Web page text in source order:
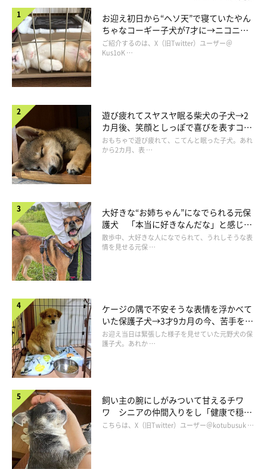
お迎え初日から“ヘソ天”で寝ていたやん
ちゃなコーギー子犬が7才に→ニコニ
コ“コーギースマイル”が魅力のコに成
長！
ご紹介するのは、X（旧Twitter）ユーザー＠
Kus1oK …
遊び疲れてスヤスヤ眠る柴犬の子犬→2
カ月後、笑顔としっぽで喜びを表すコに
成長！
おもちゃで遊び疲れて、こてんと眠った子犬。あれ
から2カ月、表 …
大好きな“お姉ちゃん”になでられる元保
護犬 「本当に好きなんだな」と感じる
表情にほっこり
散歩中、大好きな人になでられて、うれしそうな表
情を見せる元保 …
ケージの隅で不安そうな表情を浮かべて
いた保護子犬→3才9カ月の今、苦手を克
服し頼もしいコに成長！
お迎え当日は緊張した様子を見せていた元野犬の保
護子犬。あれか …
飼い主の腕にしがみついて甘えるチワ
ワ シニアの仲間入りをし「健康で穏や
かな暮らしが続いてほしい」と願う
こちらは、X（旧Twitter）ユーザー＠kotubusuk …